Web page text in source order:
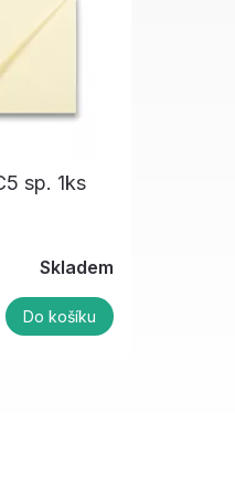
sp. 1ks
Skladem
Do košíku